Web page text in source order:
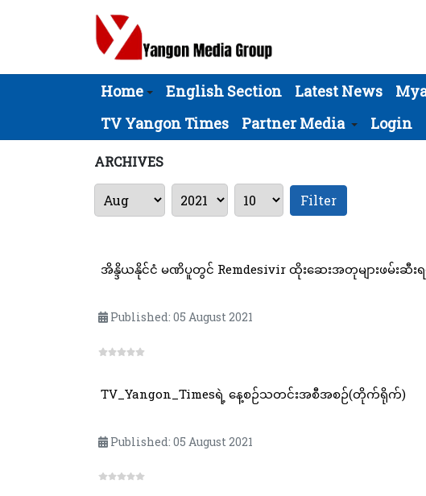
Home English Section Latest News
TV Yangon Times
Partner Media Login
ARCHIVES
Filter
အိန္ဒိယနိုင်ငံ မဏိပူတွင် Remdesivir ထိုးဆေးအတုများဖမ်းဆီး
Published: 05 August 2021
TV_Yangon_Timesရဲ့ နေ့စဉ်သတင်းအစီအစဉ်(တိုက်ရိုက်)
Published: 05 August 2021